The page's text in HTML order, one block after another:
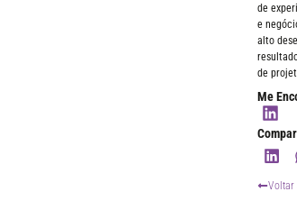
de
e
alto
de
Me
Voltar